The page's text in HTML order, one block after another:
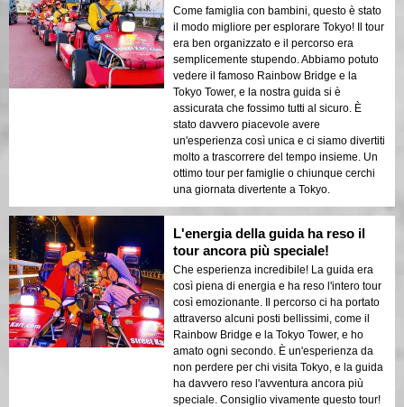
Come famiglia con bambini, questo è stato
il modo migliore per esplorare Tokyo! Il tour
era ben organizzato e il percorso era
semplicemente stupendo. Abbiamo potuto
vedere il famoso Rainbow Bridge e la
Tokyo Tower, e la nostra guida si è
assicurata che fossimo tutti al sicuro. È
stato davvero piacevole avere
un'esperienza così unica e ci siamo divertiti
molto a trascorrere del tempo insieme. Un
ottimo tour per famiglie o chiunque cerchi
una giornata divertente a Tokyo.
L'energia della guida ha reso il
tour ancora più speciale!
Che esperienza incredibile! La guida era
così piena di energia e ha reso l'intero tour
così emozionante. Il percorso ci ha portato
attraverso alcuni posti bellissimi, come il
Rainbow Bridge e la Tokyo Tower, e ho
amato ogni secondo. È un'esperienza da
non perdere per chi visita Tokyo, e la guida
ha davvero reso l'avventura ancora più
speciale. Consiglio vivamente questo tour!